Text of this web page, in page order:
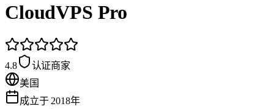
CloudVPS Pro
4.8
认证商家
美国
成立于 2018年